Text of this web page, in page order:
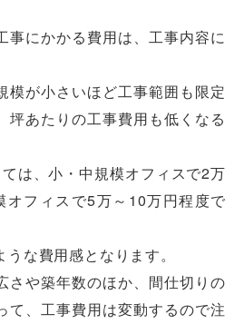
事にかかる費用は、工事内容に
模が小さいほど工事範囲も限定
坪あたりの工事費用も低くなる
は、小・中規模オフィスで2万
オフィスで5万～10万円程度で
な費用感となります。
さや築年数のほか、間仕切りの
て、工事費用は変動するので注